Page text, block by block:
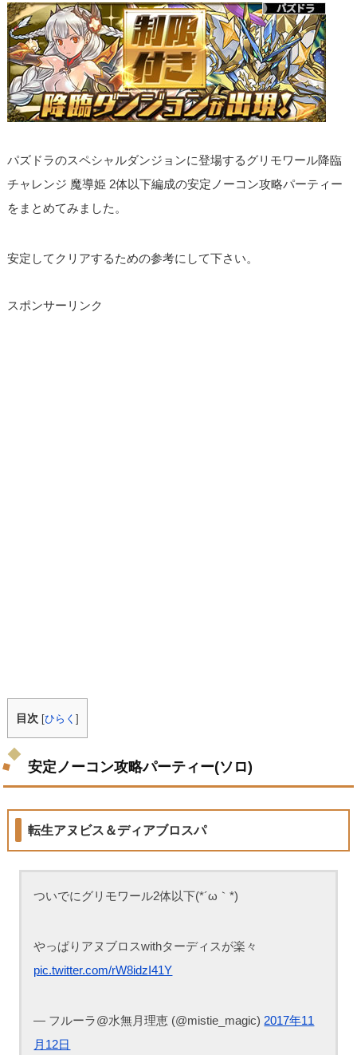
パズドラのスペシャルダンジョンに登場するグリモワール降臨
チャレンジ 魔導姫 2体以下編成の安定ノーコン攻略パーティー
をまとめてみました。
安定してクリアするための参考にして下さい。
スポンサーリンク
目次 [ひらく]
安定ノーコン攻略パーティー(ソロ)
転生アヌビス＆ディアブロスパ
ついでにグリモワール2体以下(*´ω｀*)
やっぱりアヌブロスwithターディスが楽々
pic.twitter.com/rW8idzI41Y
— フルーラ@水無月理恵 (@mistie_magic) 2017年11
月12日